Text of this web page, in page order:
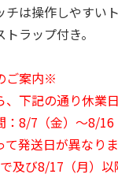
チは操作しやすい
ラップ付き。
ご案内※
下記の通り休業
：8/7（金）～8/16
て発送日が異なり
及び8/17（月）